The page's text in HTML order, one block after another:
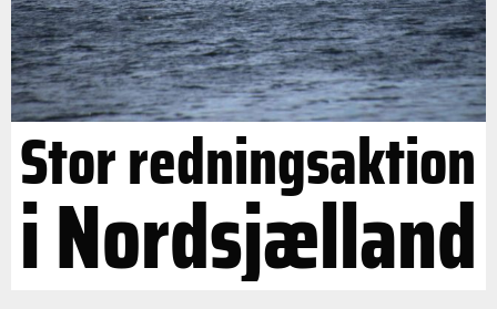
Stor redningsaktion
i Nordsjælland